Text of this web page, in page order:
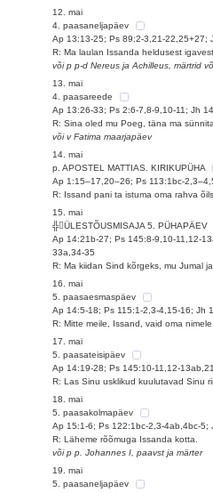
12. mai
4. paasaneljapäev
Ap 13:13-25; Ps 89:2-3,21-22,25+27;
R: Ma laulan Issanda heldusest
või p p-d Nereus ja Achilleus, märtrid
13. mai
4. paasareede
Ap 13:26-33; Ps 2:6-7,8-9,10-11; Jh
R: Sina oled mu Poeg, täna ma
või v Fatima maarjapäev
14. mai
p. APOSTEL MATTIAS. KIRIKUPÜHA
Ap 1:15–17,20–26; Ps 113:1bc-
R: Issand pani ta istuma oma rahva
15. mai
╬ÜLESTÕUSMISAJA 5. PÜHAPÄEV
Ap 14:21b-27; Ps 145:8-9,10-11,12-
33a,34-35
R: Ma kiidan Sind kõrgeks, mu Jumal
16. mai
5. paasaesmaspäev
Ap 14:5-18; Ps 115:1-2,3-4,15-16; Jh
R: Mitte meile, Issand, vaid oma nimele
17. mai
5. paasateisipäev
Ap 14:19-28; Ps 145:10-11,12-
R: Las Sinu usklikud kuulutavad Sinu
18. mai
5. paasakolmapäev
Ap 15:1-6; Ps 122:1bc-2,3-4ab,4bc-5;
R: Läheme rõõmuga Issanda kotta.
või p p. Johannes I, paavst ja märter
19. mai
5. paasaneljapäev